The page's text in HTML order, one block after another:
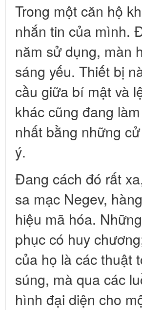
Trong một căn hộ
nhắn tin của mình.
năm sử dụng, màn
sáng yếu. Thiết bị
cầu giữa bí mật và
khác cũng đang
nhất bằng những
ý.
Đang cách đó rất
sa mạc Negev,
hiệu mã hóa.
phục có huy
của họ là các thuật
súng, mà qua các
hình đại diện cho